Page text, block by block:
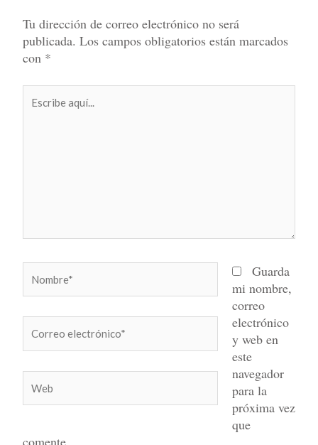
Tu dirección de correo electrónico no será
publicada. Los campos obligatorios están marcados
con *
aquí...
electrónico*
Guarda
mi nombre,
correo
electrónico
y web en
este
navegador
para la
próxima vez
que
comente.